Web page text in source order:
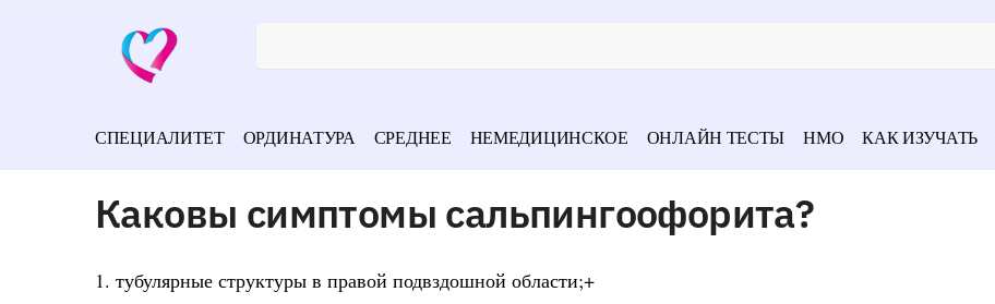
СПЕЦИАЛИТЕТ ОРДИНАТУРА СРЕДНЕЕ НЕМЕДИЦИНСКОЕ ОНЛАЙН ТЕСТЫ НМО КАК ИЗУЧАТЬ
Каковы симптомы сальпингоофорита?
1. тубулярные структуры в правой подвздошной области;+